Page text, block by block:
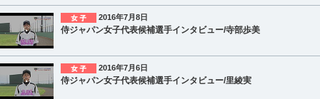
2016年7月8日
侍ジャパン女子代表候補選手インタビュー/寺部歩美
2016年7月6日
侍ジャパン女子代表候補選手インタビュー/里綾実